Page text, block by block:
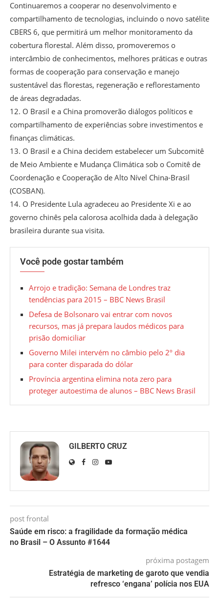
Continuaremos a cooperar no desenvolvimento e
compartilhamento de tecnologias, incluindo o novo satélite
CBERS 6, que permitirá um melhor monitoramento da
cobertura florestal. Além disso, promoveremos o
intercâmbio de conhecimentos, melhores práticas e outras
formas de cooperação para conservação e manejo
sustentável das florestas, regeneração e reflorestamento
de áreas degradadas.
12. O Brasil e a China promoverão diálogos políticos e
compartilhamento de experiências sobre investimentos e
finanças climáticas.
13. O Brasil e a China decidem estabelecer um Subcomitê
de Meio Ambiente e Mudança Climática sob o Comitê de
Coordenação e Cooperação de Alto Nível China-Brasil
(COSBAN).
14. O Presidente Lula agradeceu ao Presidente Xi e ao
governo chinês pela calorosa acolhida dada à delegação
brasileira durante sua visita.
Você pode gostar também
Arrojo e tradição: Semana de Londres traz
tendências para 2015 – BBC News Brasil
Defesa de Bolsonaro vai entrar com novos
recursos, mas já prepara laudos médicos para
prisão domiciliar
Governo Milei intervém no câmbio pelo 2º dia
para conter disparada do dólar
Província argentina elimina nota zero para
proteger autoestima de alunos – BBC News Brasil
GILBERTO CRUZ
post frontal
Saúde em risco: a fragilidade da formação médica
no Brasil – O Assunto #1644
próxima postagem
Estratégia de marketing de garoto que vendia
refresco ‘engana’ polícia nos EUA